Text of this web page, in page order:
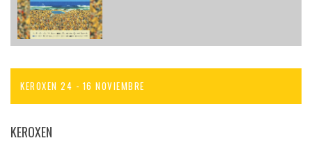
KEROXEN 24 - 16 NOVIEMBRE
KEROXEN